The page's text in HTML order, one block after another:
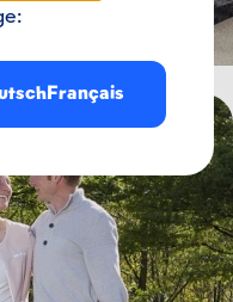
Français